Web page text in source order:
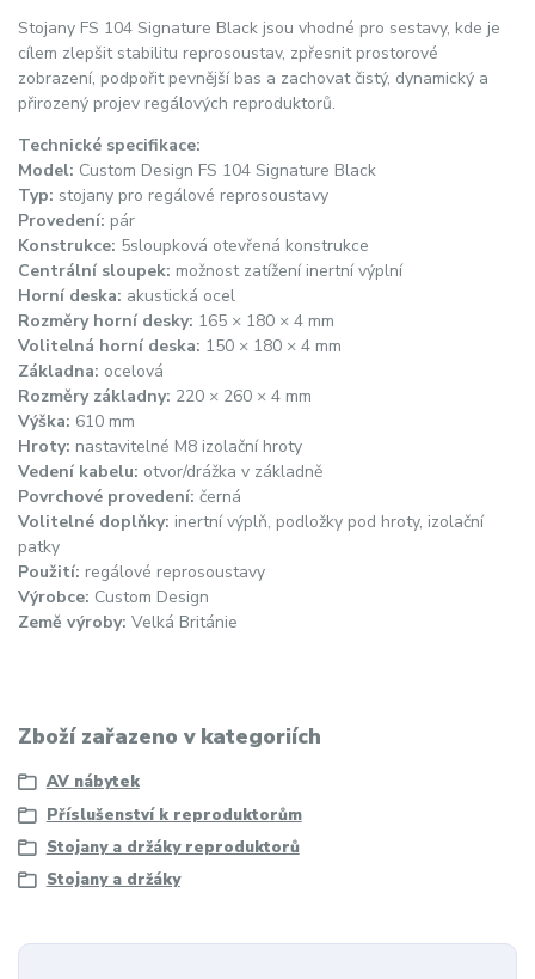
Stojany FS 104 Signature Black jsou vhodné pro sestavy, kde je
cílem zlepšit stabilitu reprosoustav, zpřesnit prostorové
zobrazení, podpořit pevnější bas a zachovat čistý, dynamický a
přirozený projev regálových reproduktorů.
Technické specifikace:
Model: Custom Design FS 104 Signature Black
Typ: stojany pro regálové reprosoustavy
Provedení: pár
Konstrukce: 5sloupková otevřená konstrukce
Centrální sloupek: možnost zatížení inertní výplní
Horní deska: akustická ocel
Rozměry horní desky: 165 × 180 × 4 mm
Volitelná horní deska: 150 × 180 × 4 mm
Základna: ocelová
Rozměry základny: 220 × 260 × 4 mm
Výška: 610 mm
Hroty: nastavitelné M8 izolační hroty
Vedení kabelu: otvor/drážka v základně
Povrchové provedení: černá
Volitelné doplňky: inertní výplň, podložky pod hroty, izolační
patky
Použití: regálové reprosoustavy
Výrobce: Custom Design
Země výroby: Velká Británie
Zboží zařazeno v kategoriích
AV nábytek
Příslušenství k reproduktorům
Stojany a držáky reproduktorů
Stojany a držáky